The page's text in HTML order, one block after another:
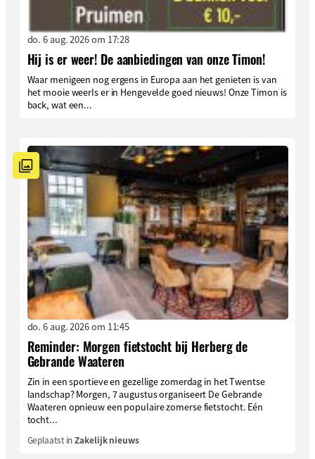
do. 6 aug. 2026 om 17:28
Hij is er weer! De aanbiedingen van onze Timon!
Waar menigeen nog ergens in Europa aan het genieten is van
het mooie weerIs er in Hengevelde goed nieuws! Onze Timon is
back, wat een...
do. 6 aug. 2026 om 11:45
Reminder: Morgen fietstocht bij Herberg de
Gebrande Waateren
Zin in een sportieve en gezellige zomerdag in het Twentse
landschap? Morgen, 7 augustus organiseert De Gebrande
Waateren opnieuw een populaire zomerse fietstocht. Eén
tocht...
Geplaatst inZakelijk nieuws